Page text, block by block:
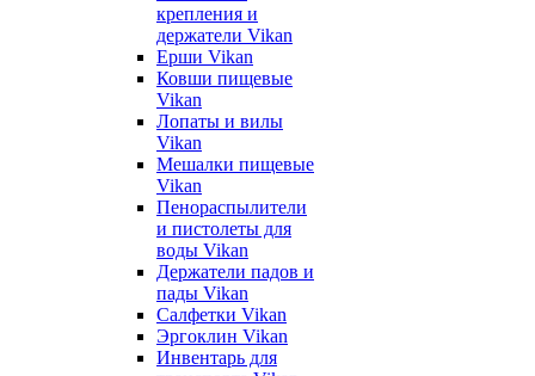
крепления и
держатели Vikan
Ерши Vikan
Ковши пищевые
Vikan
Лопаты и вилы
Vikan
Мешалки пищевые
Vikan
Пенораспылители
и пистолеты для
воды Vikan
Держатели падов и
пады Vikan
Салфетки Vikan
Эргоклин Vikan
Инвентарь для